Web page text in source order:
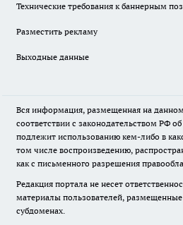
Технические требования к баннерным
Разместить рекламу
Выходные данные
Вся информация, размещенная на данном
соответствии с законодательством РФ
подлежит использованию кем-либо в
том числе воспроизведению,
как с письменного разрешения
Редакция портала не несет
материалы пользователей,
субдоменах.